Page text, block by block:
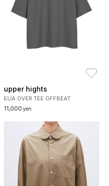
upper hights
ELIA OVER TEE OFFBEAT
11,000 yen